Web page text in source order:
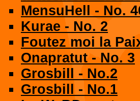
MensuHell - No.
Kurae - No. 2
Foutez moi la
Onapratut - No. 3
Grosbill - No.2
Grosbill - No.1